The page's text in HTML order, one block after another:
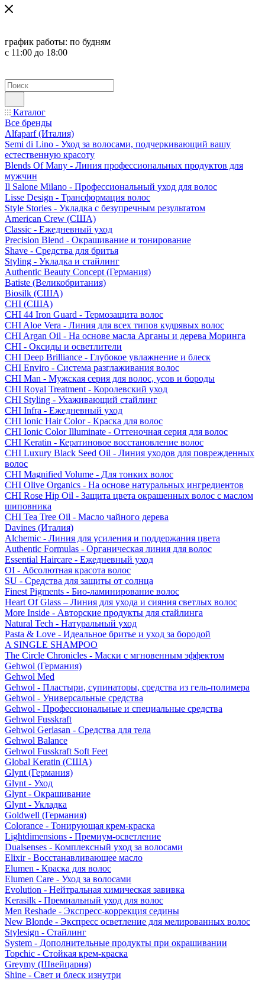
график работы: по будням
с 11:00 до 18:00
Каталог
Все бренды
Alfaparf (Италия)
Semi di Lino - Уход за волосами, подчеркивающий вашу
естественную красоту
Blends Of Many - Линия профессиональных продуктов для
мужчин
Il Salone Milano - Профессиональный уход для волос
Lisse Design - Трансформация волос
Style Stories - Укладка с безупречным результатом
American Crew (США)
Classic - Ежедневный уход
Precision Blend - Окрашивание и тонирование
Shave - Средства для бритья
Styling - Укладка и стайлинг
Authentic Beauty Concept (Германия)
Batiste (Великобритания)
Biosilk (США)
CHI (США)
CHI 44 Iron Guard - Термозащита волос
CHI Aloe Vera - Линия для всех типов кудрявых волос
CHI Argan Oil - На основе масла Арганы и дерева Моринга
CHI - Оксиды и осветлители
CHI Deep Brilliance - Глубокое увлажнение и блеск
CHI Enviro - Система разглаживания волос
CHI Man - Мужская серия для волос, усов и бороды
CHI Royal Treatment - Королевский уход
CHI Styling - Ухаживающий стайлинг
CHI Infra - Ежедневный уход
CHI Ionic Hair Color - Краска для волос
CHI Ionic Color Illuminate - Оттеночная серия для волос
CHI Keratin - Кератиновое восстановление волос
CHI Luxury Black Seed Oil - Линия уходов для поврежденных
волос
CHI Magnified Volume - Для тонких волос
CHI Olive Organics - На основе натуральных ингредиентов
CHI Rose Hip Oil - Защита цвета окрашенных волос с маслом
шиповника
CHI Tea Tree Oil - Масло чайного дерева
Davines (Италия)
Alchemic - Линия для усиления и поддержания цвета
Authentic Formulas - Органическая линия для волос
Essential Haircare - Eжедневный уход
OI - Абсолютная красота волос
SU - Средства для защиты от солнца
Finest Pigments - Био-ламинирование волос
Heart Of Glass – Линия для ухода и сияния светлых волос
More Inside - Авторские продукты для стайлинга
Natural Tech - Натуральный уход
Pasta & Love - Идеальное бритье и уход за бородой
A SINGLE SHAMPOO
The Circle Chronicles - Маски с мгновенным эффектом
Gehwol (Германия)
Gehwol Med
Gehwol - Пластыри, супинаторы, средства из гель-полимера
Gehwol - Универсальные средства
Gehwol - Профессиональные и специальные средства
Gehwol Fusskraft
Gehwol Gerlasan - Средства для тела
Gehwol Balance
Gehwol Fusskraft Soft Feet
Global Keratin (США)
Glynt (Германия)
Glynt - Уход
Glynt - Окрашивание
Glynt - Укладка
Goldwell (Германия)
Colorance - Тонирующая крем-краска
Lightdimensions - Премиум-осветление
Dualsenses - Комплексный уход за волосами
Elixir - Восстанавливающее масло
Elumen - Краска для волос
Elumen Care - Уход за волосами
Evolution - Нейтральная химическая завивка
Kerasilk - Премиальный уход для волос
Men Reshade - Экспресс-коррекция седины
New Blonde - Экспресс осветление для мелированных волос
Stylesign - Стайлинг
System - Дополнительные продукты при окрашивании
Topchic - Стойкая крем-краска
Greymy (Швейцария)
Shine - Свет и блеск изнутри